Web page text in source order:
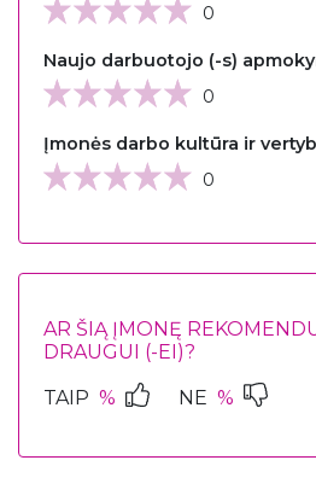
0
Naujo darbuotojo (-s)
0
Įmonės darbo kultūra ir
0
AR ŠIĄ ĮMONĘ
DRAUGUI (-EI)?
TAIP % NE %